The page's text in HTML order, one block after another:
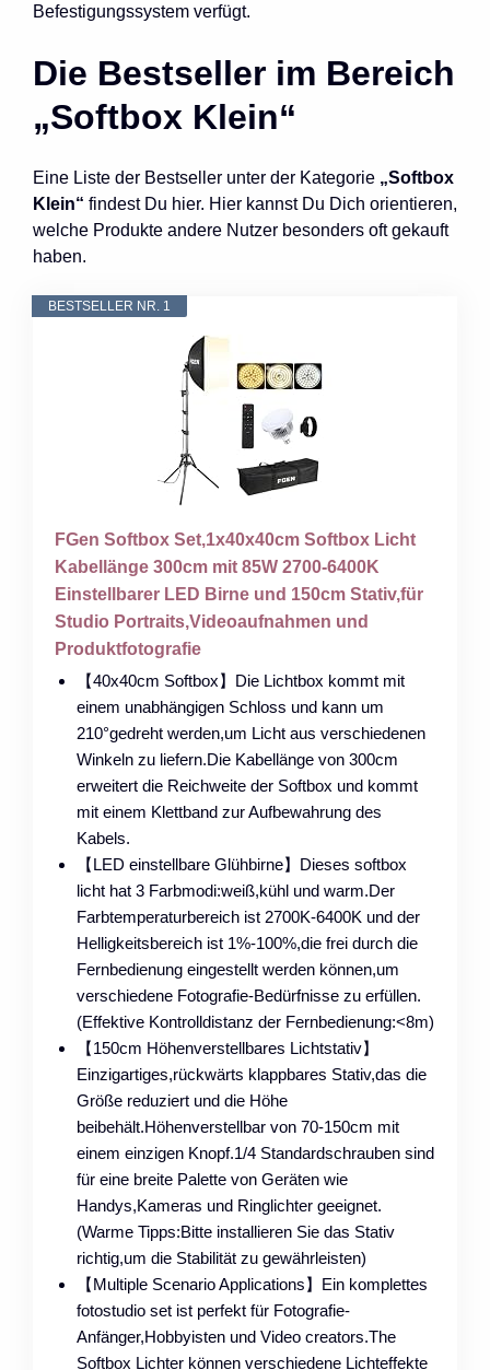
Befestigungssystem verfügt.
Die Bestseller im Bereich
„Softbox Klein“
Eine Liste der Bestseller unter der Kategorie „Softbox
Klein“ findest Du hier. Hier kannst Du Dich orientieren,
welche Produkte andere Nutzer besonders oft gekauft
haben.
BESTSELLER NR. 1
FGen Softbox Set,1x40x40cm Softbox Licht
Kabellänge 300cm mit 85W 2700-6400K
Einstellbarer LED Birne und 150cm Stativ,für
Studio Portraits,Videoaufnahmen und
Produktfotografie
【40x40cm Softbox】Die Lichtbox kommt mit
einem unabhängigen Schloss und kann um
210°gedreht werden,um Licht aus verschiedenen
Winkeln zu liefern.Die Kabellänge von 300cm
erweitert die Reichweite der Softbox und kommt
mit einem Klettband zur Aufbewahrung des
Kabels.
【LED einstellbare Glühbirne】Dieses softbox
licht hat 3 Farbmodi:weiß,kühl und warm.Der
Farbtemperaturbereich ist 2700K-6400K und der
Helligkeitsbereich ist 1%-100%,die frei durch die
Fernbedienung eingestellt werden können,um
verschiedene Fotografie-Bedürfnisse zu erfüllen.
(Effektive Kontrolldistanz der Fernbedienung:<8m)
【150cm Höhenverstellbares Lichtstativ】
Einzigartiges,rückwärts klappbares Stativ,das die
Größe reduziert und die Höhe
beibehält.Höhenverstellbar von 70-150cm mit
einem einzigen Knopf.1/4 Standardschrauben sind
für eine breite Palette von Geräten wie
Handys,Kameras und Ringlichter geeignet.
(Warme Tipps:Bitte installieren Sie das Stativ
richtig,um die Stabilität zu gewährleisten)
【Multiple Scenario Applications】Ein komplettes
fotostudio set ist perfekt für Fotografie-
Anfänger,Hobbyisten und Video creators.The
Softbox Lichter können verschiedene Lichteffekte